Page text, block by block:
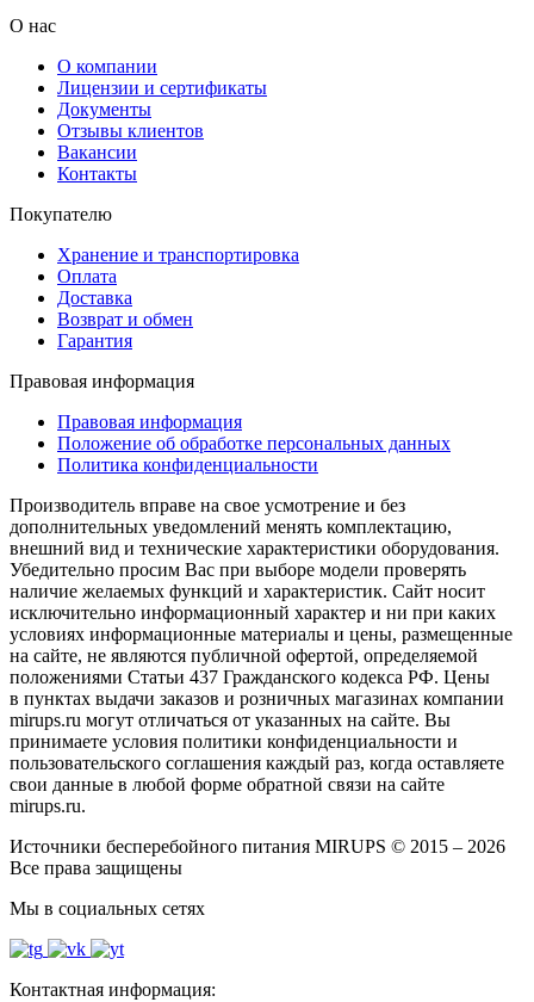
О нас
О компании
Лицензии и сертификаты
Документы
Отзывы клиентов
Вакансии
Контакты
Покупателю
Хранение и транспортировка
Оплата
Доставка
Возврат и обмен
Гарантия
Правовая информация
Правовая информация
Положение об обработке персональных данных
Политика конфиденциальности
Производитель вправе на свое усмотрение и без
дополнительных уведомлений менять комплектацию,
внешний вид и технические характеристики оборудования.
Убедительно просим Вас при выборе модели проверять
наличие желаемых функций и характеристик. Сайт носит
исключительно информационный характер и ни при каких
условиях информационные материалы и цены, размещенные
на сайте, не являются публичной офертой, определяемой
положениями Статьи 437 Гражданского кодекса РФ. Цены
в пунктах выдачи заказов и розничных магазинах компании
mirups.ru могут отличаться от указанных на сайте. Вы
принимаете условия политики конфиденциальности и
пользовательского соглашения каждый раз, когда оставляете
свои данные в любой форме обратной связи на сайте
mirups.ru.
Источники бесперебойного питания MIRUPS © 2015 – 2026
Все права защищены
Мы в социальных сетях
Контактная информация: